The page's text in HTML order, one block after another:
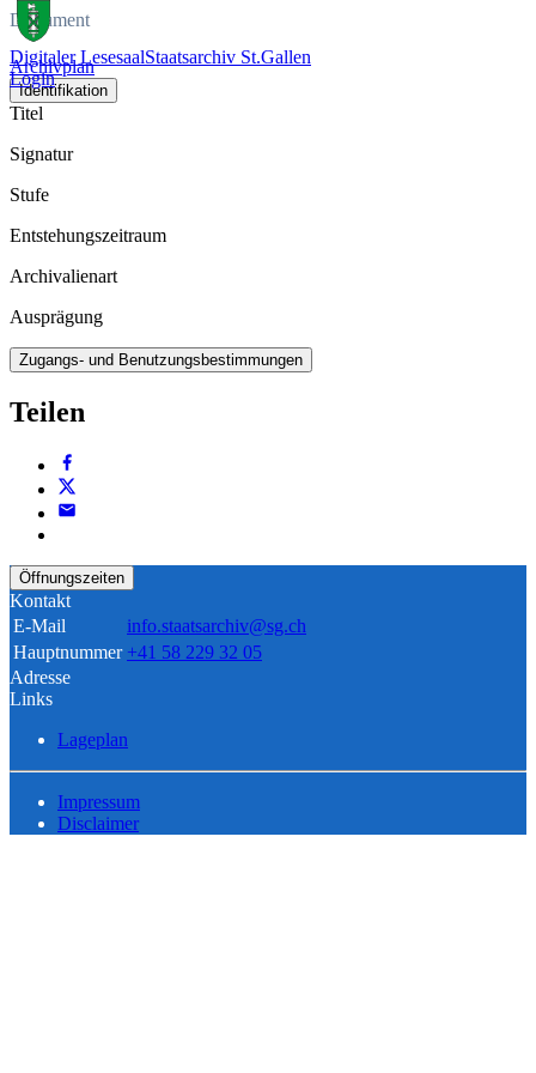
Digitaler LesesaalStaatsarchiv St.Gallen
Login
Dokument
Archivplan
Identifikation
Titel
Signatur
Stufe
Entstehungszeitraum
Archivalienart
Ausprägung
Zugangs- und Benutzungsbestimmungen
Teilen
Öffnungszeiten
Kontakt
E-Mail
info.staatsarchiv@sg.ch
Hauptnummer +41 58 229 32 05
Adresse
Links
Lageplan
Impressum
Disclaimer